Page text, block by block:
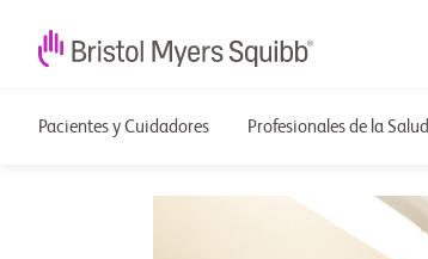
Pacientes y Cuidadores Profesionales de la Salud